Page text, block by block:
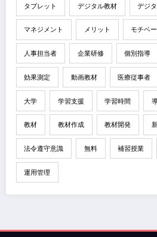
タブレット デジタル教材 デジ
マネジメント メリット モチベ
人事担当者 企業研修 個別指導
効果測定 動画教材 医療従事者
大学 学習支援 学習時間
教材 教材作成 教材開発
法令遵守意識 無料 補習授業
運用管理